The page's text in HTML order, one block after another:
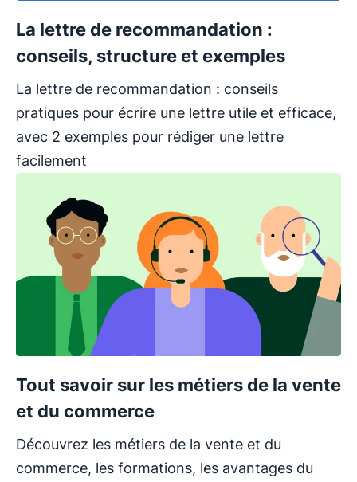
La lettre de recommandation :
conseils, structure et exemples
La lettre de recommandation : conseils
pratiques pour écrire une lettre utile et efficace,
avec 2 exemples pour rédiger une lettre
facilement
Tout savoir sur les métiers de la vente
et du commerce
Découvrez les métiers de la vente et du
commerce, les formations, les avantages du